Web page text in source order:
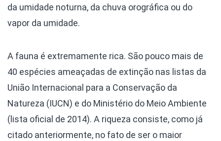
da umidade noturna, da chuva orográfica ou do
vapor da umidade.
A fauna é extremamente rica. São pouco mais de
40 espécies ameaçadas de extinção nas listas da
União Internacional para a Conservação da
Natureza (IUCN) e do Ministério do Meio Ambiente
(lista oficial de 2014). A riqueza consiste, como já
citado anteriormente, no fato de ser o maior